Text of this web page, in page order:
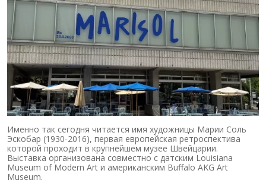
Именно так сегодня читается имя художницы Марии Соль
Эскобар (1930-2016), первая европейская ретроспектива
которой проходит в крупнейшем музее Швейцарии.
Выставка организована совместно с датским Louisiana
Museum of Modern Art и американским Buffalo AKG Art
Museum.